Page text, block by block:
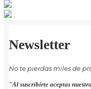
Newsletter
No te pierdas miles de
"Al suscribirte aceptas